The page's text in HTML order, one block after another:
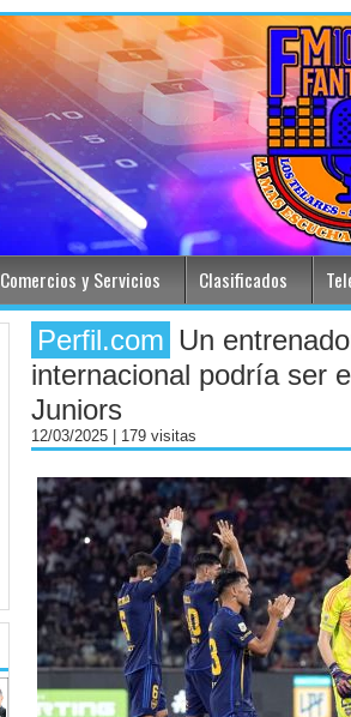
Comercios y Servicios Clasificados
Perfil.com Un
internacional podría ser
Juniors
12/03/2025 | 179 visitas